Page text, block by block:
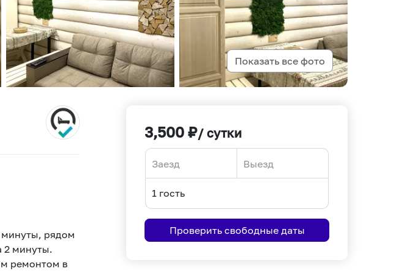
Показать все фото
минуты, рядом
2 минуты.
peмoнтoм в
3,500 ₽/ сутки
forward
interact
with
interact
with
Проверить свободные даты